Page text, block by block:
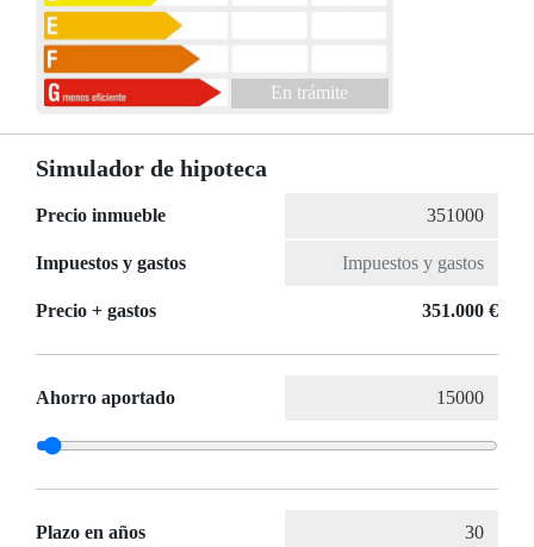
En trámite
Simulador de hipoteca
Precio inmueble
Impuestos y gastos
Precio + gastos 351.000 €
Ahorro aportado
Plazo en años